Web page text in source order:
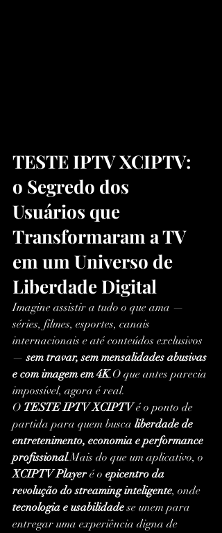
TESTE IPTV XCIPTV:
o Segredo dos
Usuários que
Transformaram a TV
em um Universo de
Liberdade Digital
Imagine assistir a tudo o que ama —
séries, filmes, esportes, canais
internacionais e até conteúdos exclusivos
— sem travar, sem mensalidades abusivas
e com imagem em 4K.O que antes parecia
impossível, agora é real.
O TESTE IPTV XCIPTV é o ponto de
partida para quem busca liberdade de
entretenimento, economia e performance
profissional.Mais do que um aplicativo, o
XCIPTV Player é o epicentro da
revolução do streaming inteligente, onde
tecnologia e usabilidade se unem para
entregar uma experiência digna de